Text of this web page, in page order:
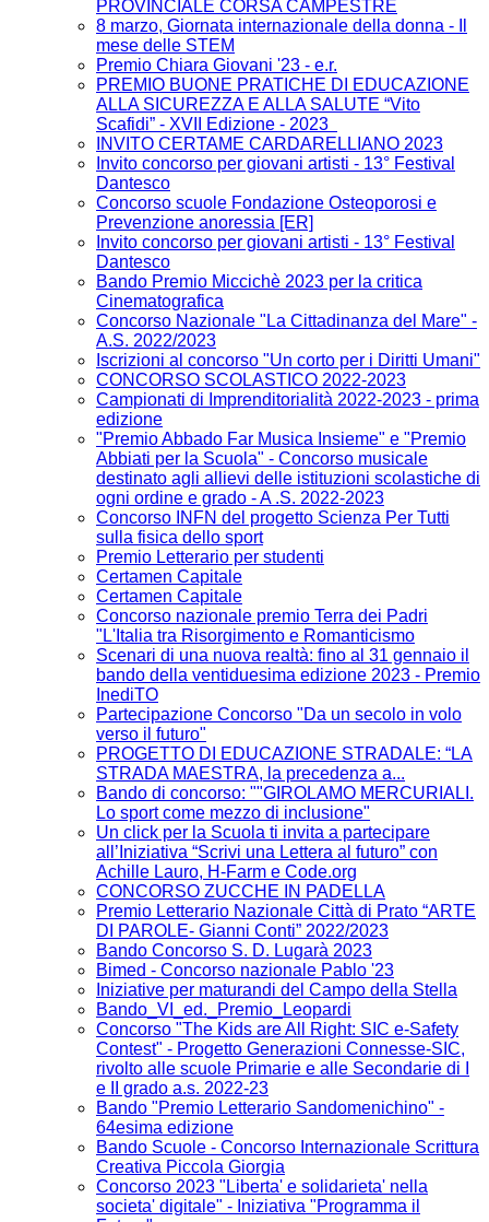
PROVINCIALE CORSA CAMPESTRE
8 marzo, Giornata internazionale della donna - Il
mese delle STEM
Premio Chiara Giovani '23 - e.r.
PREMIO BUONE PRATICHE DI EDUCAZIONE
ALLA SICUREZZA E ALLA SALUTE “Vito
Scafidi” - XVII Edizione - 2023
INVITO CERTAME CARDARELLIANO 2023
Invito concorso per giovani artisti - 13° Festival
Dantesco
Concorso scuole Fondazione Osteoporosi e
Prevenzione anoressia [ER]
Invito concorso per giovani artisti - 13° Festival
Dantesco
Bando Premio Miccichè 2023 per la critica
Cinematografica
Concorso Nazionale "La Cittadinanza del Mare" -
A.S. 2022/2023
Iscrizioni al concorso "Un corto per i Diritti Umani"
CONCORSO SCOLASTICO 2022-2023
Campionati di Imprenditorialità 2022-2023 - prima
edizione
"Premio Abbado Far Musica Insieme" e "Premio
Abbiati per la Scuola" - Concorso musicale
destinato agli allievi delle istituzioni scolastiche di
ogni ordine e grado - A .S. 2022-2023
Concorso INFN del progetto Scienza Per Tutti
sulla fisica dello sport
Premio Letterario per studenti
Certamen Capitale
Certamen Capitale
Concorso nazionale premio Terra dei Padri
"L'Italia tra Risorgimento e Romanticismo
Scenari di una nuova realtà: fino al 31 gennaio il
bando della ventiduesima edizione 2023 - Premio
InediTO
Partecipazione Concorso "Da un secolo in volo
verso il futuro"
PROGETTO DI EDUCAZIONE STRADALE: “LA
STRADA MAESTRA, la precedenza a...
Bando di concorso: ""GIROLAMO MERCURIALI.
Lo sport come mezzo di inclusione"
Un click per la Scuola ti invita a partecipare
all’Iniziativa “Scrivi una Lettera al futuro” con
Achille Lauro, H-Farm e Code.org
CONCORSO ZUCCHE IN PADELLA
Premio Letterario Nazionale Città di Prato “ARTE
DI PAROLE- Gianni Conti” 2022/2023
Bando Concorso S. D. Lugarà 2023
Bimed - Concorso nazionale Pablo '23
Iniziative per maturandi del Campo della Stella
Bando_VI_ed._Premio_Leopardi
Concorso "The Kids are All Right: SIC e-Safety
Contest" - Progetto Generazioni Connesse-SIC,
rivolto alle scuole Primarie e alle Secondarie di I
e II grado a.s. 2022-23
Bando "Premio Letterario Sandomenichino" -
64esima edizione
Bando Scuole - Concorso Internazionale Scrittura
Creativa Piccola Giorgia
Concorso 2023 "Liberta' e solidarieta' nella
societa' digitale" - Iniziativa "Programma il